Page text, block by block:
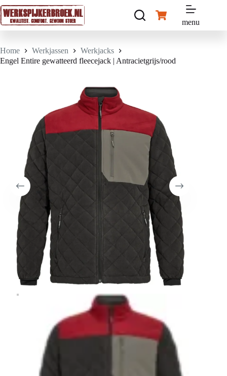
Ga
naar
de
inhoud
Winkelwagen
menu
Home Werkjassen
Werkjacks
Engel Entire gewatteerd fleecejack | Antracietgrijs/rood